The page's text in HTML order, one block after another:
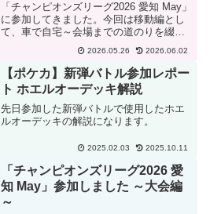
「チャンピオンズリーグ2026 愛知 May」
に参加してきました。今回は移動編とし
て、車で自宅～会場までの道のりを綴り
2026.05.26 2026.06.02
【ポケカ】新弾バトル参加レポー
ト ホエルオーデッキ解説
先日参加した新弾バトルで使用したホエ
ルオーデッキの解説になります。
2025.02.03 2025.10.11
「チャンピオンズリーグ2026 愛
知 May」参加しました ～大会編
～